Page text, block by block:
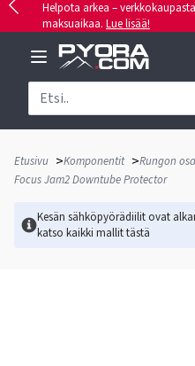
Helpota arkea –
maksuaikaa. Lue lisää!
Etusivu >Komponentit >Rungon
Focus Jam2 Downtube Protector
Kesän sähköpyörädiilit ovat
katso kaikki mallittästä